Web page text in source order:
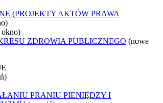
(PROJEKTY AKTÓW PRAWA
ZDROWIA PUBLICZNEGO (nowe
PRANIU PIENIĘDZY I